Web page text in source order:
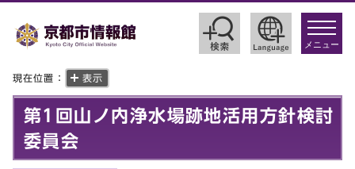
toggle
メニュー
現在位置： 表示
第1回山ノ内浄水場跡地活用方針検討
委員会